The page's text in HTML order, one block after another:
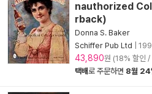
nauthorized
rback)
Donna S. Baker
Schiffer Pub Ltd
43,890원 (18% 할인
택배로 주문하면 8월 24